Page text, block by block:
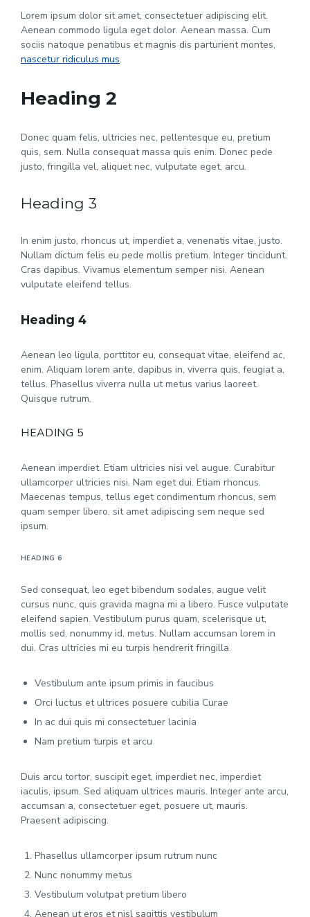
Lorem ipsum dolor sit amet, consectetuer adipiscing elit.
Aenean commodo ligula eget dolor. Aenean massa. Cum
sociis natoque penatibus et magnis dis parturient montes,
nascetur ridiculus mus.
Heading 2
Donec quam felis, ultricies nec, pellentesque eu, pretium
quis, sem. Nulla consequat massa quis enim. Donec pede
justo, fringilla vel, aliquet nec, vulputate eget, arcu.
Heading 3
In enim justo, rhoncus ut, imperdiet a, venenatis vitae, justo.
Nullam dictum felis eu pede mollis pretium. Integer tincidunt.
Cras dapibus. Vivamus elementum semper nisi. Aenean
vulputate eleifend tellus.
Heading 4
Aenean leo ligula, porttitor eu, consequat vitae, eleifend ac,
enim. Aliquam lorem ante, dapibus in, viverra quis, feugiat a,
tellus. Phasellus viverra nulla ut metus varius laoreet.
Quisque rutrum.
HEADING 5
Aenean imperdiet. Etiam ultricies nisi vel augue. Curabitur
ullamcorper ultricies nisi. Nam eget dui. Etiam rhoncus.
Maecenas tempus, tellus eget condimentum rhoncus, sem
quam semper libero, sit amet adipiscing sem neque sed
ipsum.
HEADING 6
Sed consequat, leo eget bibendum sodales, augue velit
cursus nunc, quis gravida magna mi a libero. Fusce vulputate
eleifend sapien. Vestibulum purus quam, scelerisque ut,
mollis sed, nonummy id, metus. Nullam accumsan lorem in
dui. Cras ultricies mi eu turpis hendrerit fringilla.
Vestibulum ante ipsum primis in faucibus
Orci luctus et ultrices posuere cubilia Curae
In ac dui quis mi consectetuer lacinia
Nam pretium turpis et arcu
Duis arcu tortor, suscipit eget, imperdiet nec, imperdiet
iaculis, ipsum. Sed aliquam ultrices mauris. Integer ante arcu,
accumsan a, consectetuer eget, posuere ut, mauris.
Praesent adipiscing.
Phasellus ullamcorper ipsum rutrum nunc
Nunc nonummy metus
Vestibulum volutpat pretium libero
Aenean ut eros et nisl sagittis vestibulum